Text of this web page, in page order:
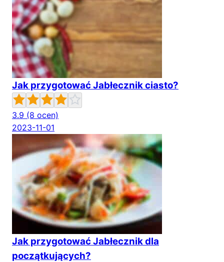
Jak przygotować Jabłecznik ciasto?
3.9 (8 ocen)
2023-11-01
Jak przygotować Jabłecznik dla
początkujących?